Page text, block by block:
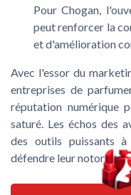
Pour Chogan,
peut renforcer la
et d'amélioration
Avec l'essor du
entreprises de
réputation numérique
saturé. Les échos des
des outils puissants
défendre leur notoriété.